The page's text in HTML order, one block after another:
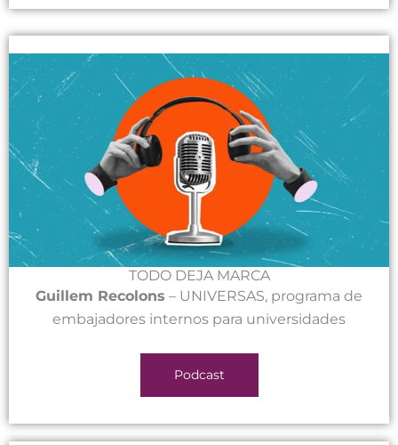
TODO DEJA MARCA
Guillem Recolons – UNIVERSAS, programa de
embajadores internos para universidades
Podcast